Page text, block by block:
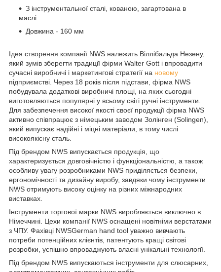
З інструментальної сталі, кованою, загартована в
маслі.
Довжина - 160 мм
Ідея створення компанії NWS належить Віллібальда Незену,
який зумів зберегти традиції фірми Walter Gott і впровадити
сучасні виробничі і маркетингові стратегії на новому
підприємстві. Через 18 років після підстави, фірма NWS
побудувала додаткові виробничі площі, на яких сьогодні
виготовляються популярні у всьому світі ручні інструменти.
Для забезпечення високої якості своєї продукції фірма NWS
активно співпрацює з німецьким заводом Золінген (Solingen),
який випускає надійні і міцні матеріали, в тому числі
високоякісну сталь.
Під брендом NWS випускається продукція, що
характеризується довговічністю і функціональністю, а також
особливу увагу розробниками NWS приділяється безпеки,
ергономічності та дизайну виробу, завдяки чому інструменти
NWS отримують високу оцінку на різних міжнародних
виставках.
Інструменти торгової марки NWS виробляється виключно в
Німеччині. Цехи компанії NWS оснащені новітніми верстатами
з ЧПУ. Фахівці NWSGerman hand tool уважно вивчають
потреби потенційних клієнтів, патентують кращі світові
розробки, успішно впроваджують власні унікальні технології.
Під брендом NWS випускаються інструменти для слюсарних,